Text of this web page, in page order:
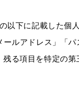
以下に記載した個
ルアドレス」「パ
る項目を特定の第